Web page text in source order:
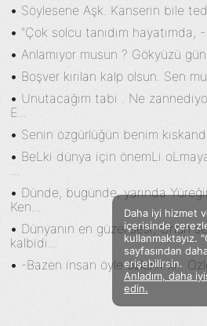
• Söylesene Aşk. Kanserin bile
• "Çok solcu tanıdım hayatımda,
•Anlamıyor musun ? Gökyüzü
• Boşver kırılan kalp olsun. Sen
• Unutacağım tabi . Ne
E...
• Senin özgürlüğün benim
• BeLki dünya için önemLi
...
• Dünde, bugünde, yarında
Ken...
• Dünyanın en güzel sesi, Onun
kalbidi...
• -Bazen insan öyle özlenir ki..
Daha iyi hizmet
içerisinde
kullanmaktayız.
sayfasından
erişebilirsin.
Anladım, daha
edin.